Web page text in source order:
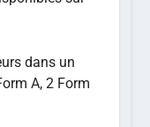
dans un
A, 2 Form